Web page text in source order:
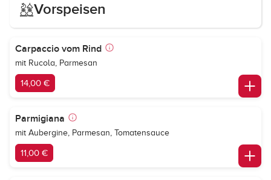
Vorspeisen
Carpaccio vom Rind
mit Rucola, Parmesan
14,00 €
Parmigiana
mit Aubergine, Parmesan, Tomatensauce
11,00 €